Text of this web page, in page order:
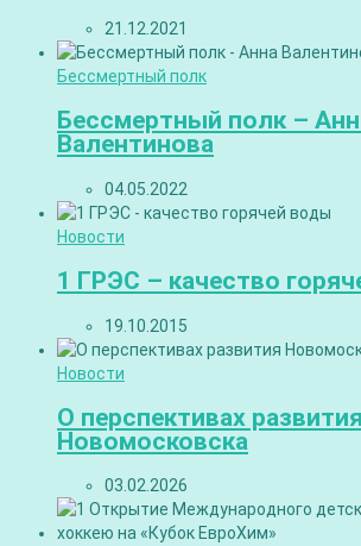
21.12.2021
Бессмертный полк
Бессмертный полк –
Валентинова
04.05.2022
Новости
1 ГРЭС – качество
19.10.2015
Новости
О перспективах развития
Новомосковска
03.02.2026